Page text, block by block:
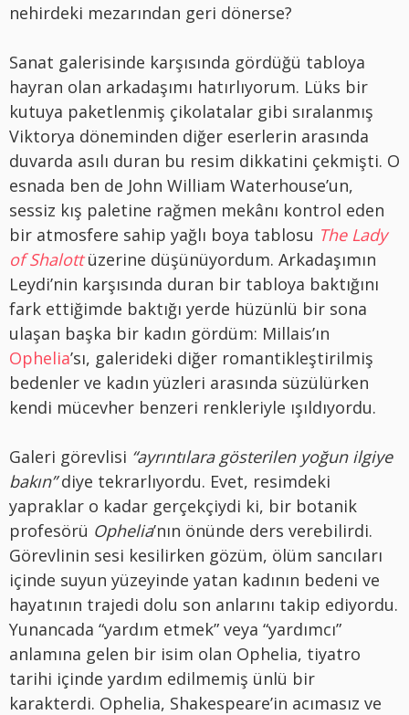
nehirdeki mezarından geri dönerse?
Sanat galerisinde karşısında gördüğü tabloya
hayran olan arkadaşımı hatırlıyorum. Lüks bir
kutuya paketlenmiş çikolatalar gibi sıralanmış
Viktorya döneminden diğer eserlerin arasında
duvarda asılı duran bu resim dikkatini çekmişti. O
esnada ben de John William Waterhouse’un,
sessiz kış paletine rağmen mekânı kontrol eden
bir atmosfere sahip yağlı boya tablosu The Lady
of Shalottüzerine düşünüyordum. Arkadaşımın
Leydi’nin karşısında duran bir tabloya baktığını
fark ettiğimde baktığı yerde hüzünlü bir sona
ulaşan başka bir kadın gördüm: Millais’ın
Ophelia’sı, galerideki diğer romantikleştirilmiş
bedenler ve kadın yüzleri arasında süzülürken
kendi mücevher benzeri renkleriyle ışıldıyordu.
Galeri görevlisi “ayrıntılara gösterilen yoğun ilgiye
bakın”diye tekrarlıyordu. Evet, resimdeki
yapraklar o kadar gerçekçiydi ki, bir botanik
profesörü Ophelia’nın önünde ders verebilirdi.
Görevlinin sesi kesilirken gözüm, ölüm sancıları
içinde suyun yüzeyinde yatan kadının bedeni ve
hayatının trajedi dolu son anlarını takip ediyordu.
Yunancada “yardım etmek” veya “yardımcı”
anlamına gelen bir isim olan Ophelia, tiyatro
tarihi içinde yardım edilmemiş ünlü bir
karakterdi. Ophelia, Shakespeare’in acımasız ve